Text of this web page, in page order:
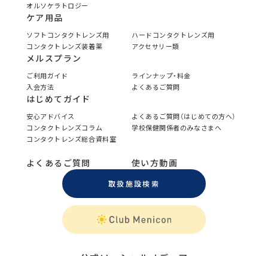
オルソケラトロジー
ケア用品
ソフトコンタクトレンズ用
ハードコンタクトレンズ用
コンタクトレンズ装着薬
アクセサリー類
メルスプラン
ご利用ガイド
ラインナップ・料金
入会方法
よくあるご質問
はじめてガイド
安心アドバイス
よくあるご質問（はじめての方へ）
コンタクトレンズコラム
学校保健関係者のみなさまへ
コンタクトレンズ総合資料室
よくあるご質問 使い方動画
取扱施設検索